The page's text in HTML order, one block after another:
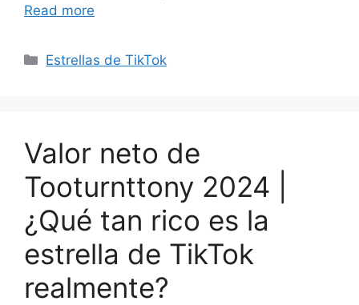
Read more
Categories
Estrellas de TikTok
Valor neto de
Tooturnttony 2024 |
¿Qué tan rico es la
estrella de TikTok
realmente?